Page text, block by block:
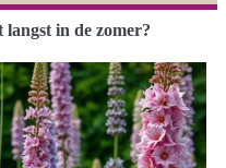
langst in de zomer?